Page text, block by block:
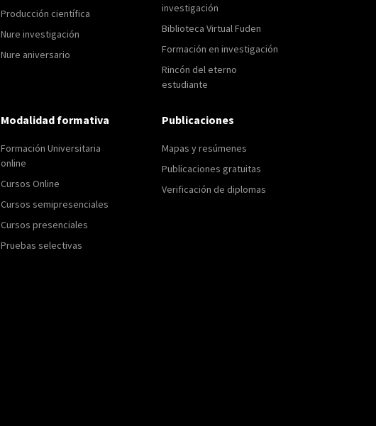
Producción científica
Nure investigación
Nure aniversario
investigación
Biblioteca Virtual Fuden
Formación en investigación
Rincón del eterno
estudiante
Modalidad formativa
Formación Universitaria
online
Cursos Online
Cursos semipresenciales
Cursos presenciales
Pruebas selectivas
Publicaciones
Mapas y resúmenes
Publicaciones gratuitas
Verificación de diplomas